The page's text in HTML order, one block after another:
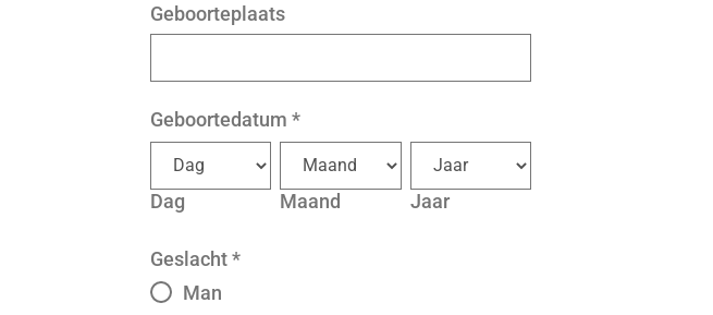
Geboorteplaats
Geboortedatum *
Dag Maand Jaar
Geslacht*
Man